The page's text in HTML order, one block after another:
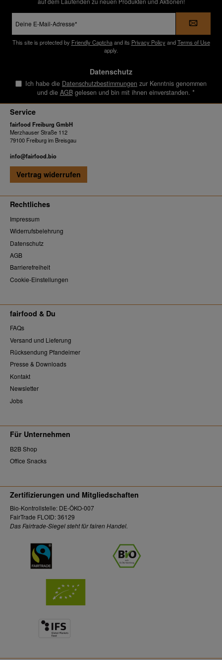
Mail-
*This site is protected by Friendly Captchaand its Privacy Policy andTerms of Use
apply.
Datenschutz
Ich habe die Datenschutzbestimmungen zur Kenntnis genommen
und die AGBgelesen und bin mit ihnen einverstanden. *
Service
fairfood Freiburg GmbH
Merzhauser Straße 112
79100 Freiburg im Breisgau
info@fairfood.bio
Vertrag widerrufen
Rechtliches
Impressum
Widerrufsbelehrung
Datenschutz
AGB
Barrierefreiheit
Cookie-Einstellungen
fairfood & Du
FAQs
Versand und Lieferung
Rücksendung Pfandeimer
Presse & Downloads
Kontakt
Newsletter
Jobs
Für Unternehmen
B2B Shop
Office Snacks
Zertifizierungen und Mitgliedschaften
Bio-Kontrollstelle: DE-ÖKO-007
FairTrade FLOID: 36129
Das Fairtrade-Siegel steht für fairen Handel.